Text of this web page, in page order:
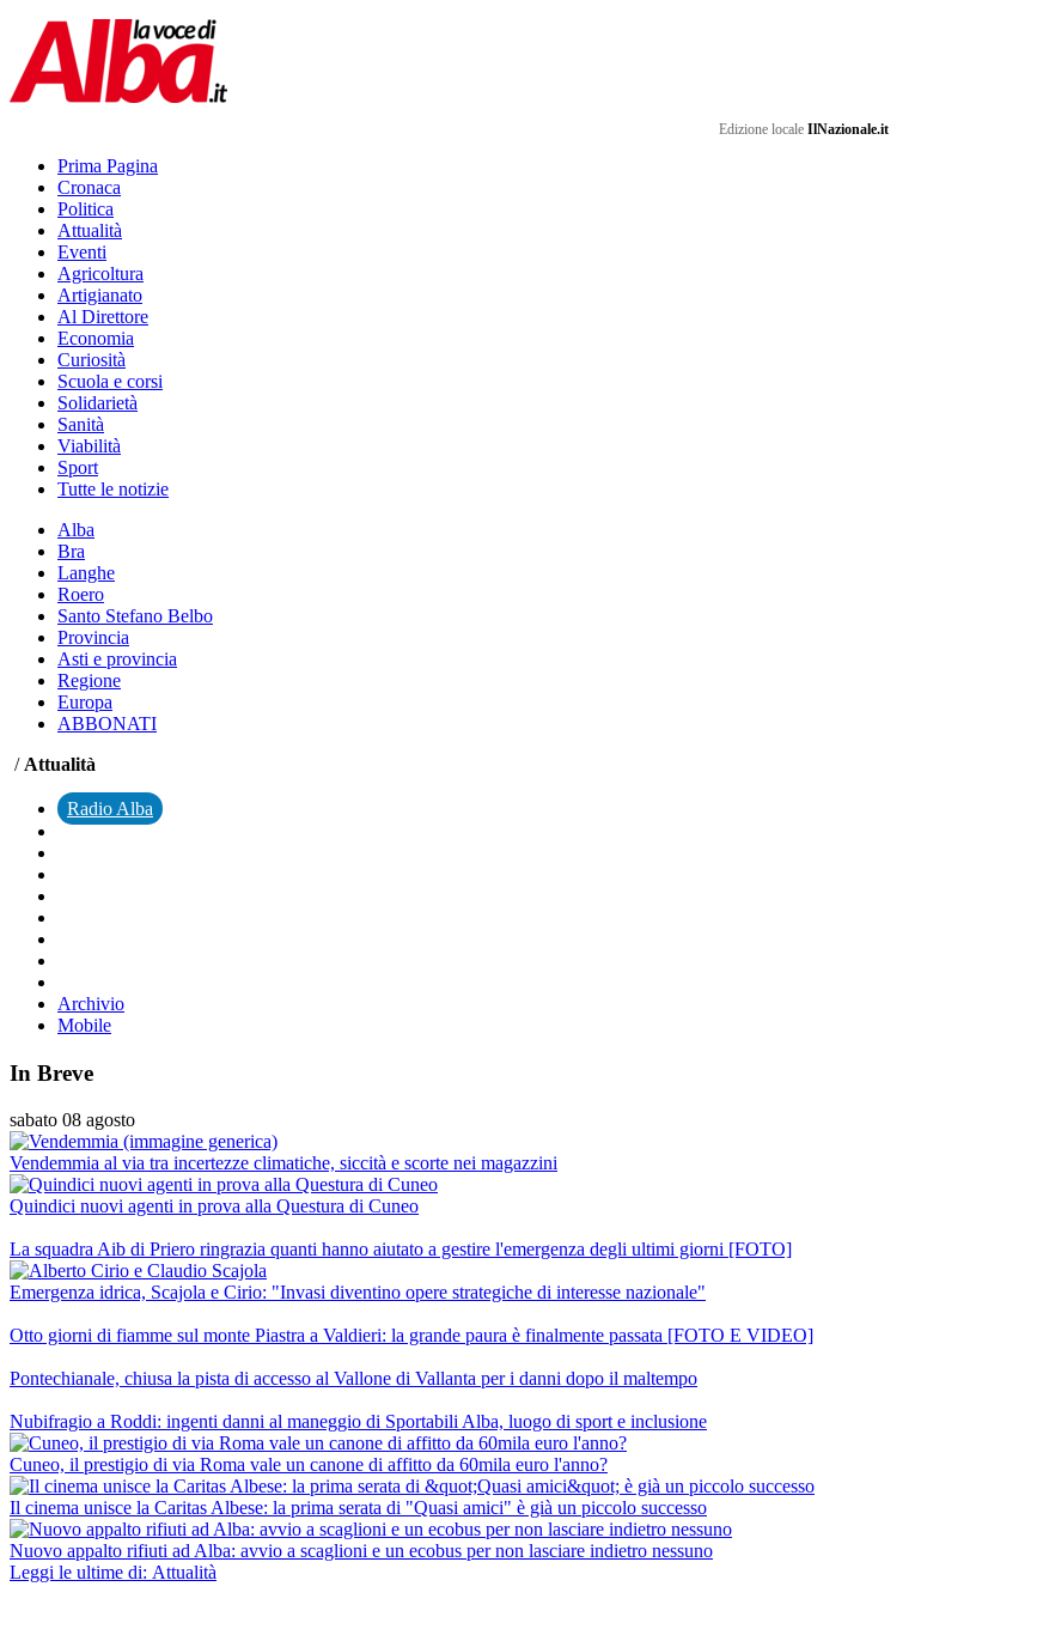
Edizione locale IlNazionale.it
Prima Pagina
Cronaca
Politica
Attualità
Eventi
Agricoltura
Artigianato
Al Direttore
Economia
Curiosità
Scuola e corsi
Solidarietà
Sanità
Viabilità
Sport
Tutte le notizie
Alba
Bra
Langhe
Roero
Santo Stefano Belbo
Provincia
Asti e provincia
Regione
Europa
ABBONATI
/ Attualità
Radio Alba
Archivio
Mobile
In Breve
sabato 08 agosto
Vendemmia al via tra incertezze climatiche, siccità e scorte nei magazzini
Quindici nuovi agenti in prova alla Questura di Cuneo
La squadra Aib di Priero ringrazia quanti hanno aiutato a gestire l'emergenza degli ultimi giorni [FOTO]
Emergenza idrica, Scajola e Cirio: "Invasi diventino opere strategiche di interesse nazionale"
Otto giorni di fiamme sul monte Piastra a Valdieri: la grande paura è finalmente passata [FOTO E VIDEO]
Pontechianale, chiusa la pista di accesso al Vallone di Vallanta per i danni dopo il maltempo
Nubifragio a Roddi: ingenti danni al maneggio di Sportabili Alba, luogo di sport e inclusione
Cuneo, il prestigio di via Roma vale un canone di affitto da 60mila euro l'anno?
Il cinema unisce la Caritas Albese: la prima serata di "Quasi amici" è già un piccolo successo
Nuovo appalto rifiuti ad Alba: avvio a scaglioni e un ecobus per non lasciare indietro nessuno
Leggi le ultime di: Attualità